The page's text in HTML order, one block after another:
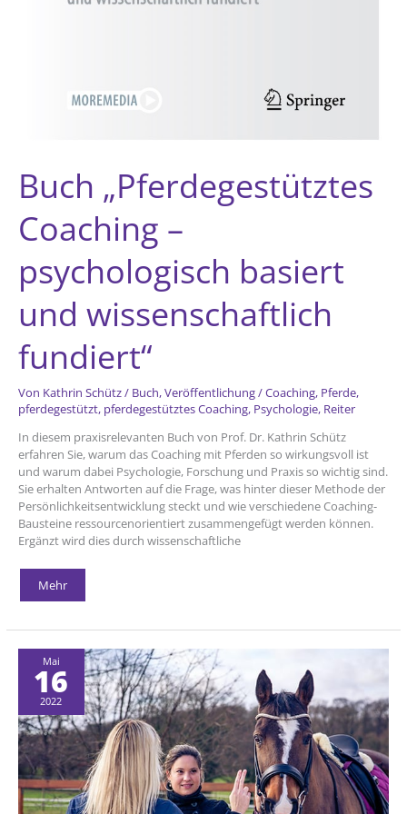
Buch „Pferdegestütztes
Coaching –
psychologisch basiert
und wissenschaftlich
fundiert“
Von Kathrin Schütz/ Buch,Veröffentlichung/Coaching, Pferde,
pferdegestützt, pferdegestütztes Coaching, Psychologie, Reiter
In diesem praxisrelevanten Buch von Prof. Dr. Kathrin Schütz
erfahren Sie, warum das Coaching mit Pferden so wirkungsvoll ist
und warum dabei Psychologie, Forschung und Praxis so wichtig sind.
Sie erhalten Antworten auf die Frage, was hinter dieser Methode der
Persönlichkeitsentwicklung steckt und wie verschiedene Coaching-
Bausteine ressourcenorientiert zusammengefügt werden können.
Ergänzt wird dies durch wissenschaftliche
Buch
„Pferdegestütztes
Coaching
psychologisch
und
wissenschaftlich
fundiert“
Mehr
Mai
16
2022